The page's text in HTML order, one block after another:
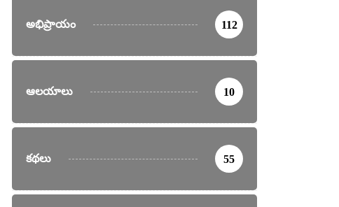
అభిప్రాయం 112
ఆలయాలు 10
కథలు 55